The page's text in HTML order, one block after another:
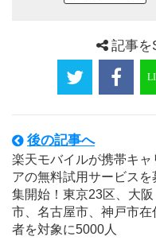
記事を
後の記事へ
楽天モバイルが携帯キャ
アの無料試用サービスを
集開始！東京23区、大阪
市、名古屋市、神戸市在
者を対象に5000人